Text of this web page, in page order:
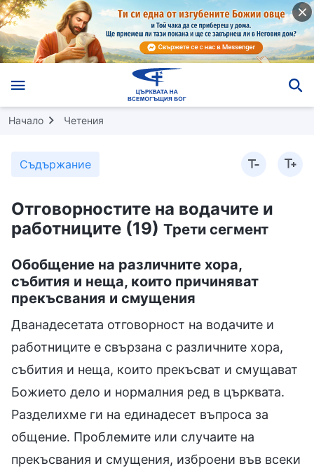
Начало Четения
Съдържание
Отговорностите на водачите и
работниците (19) Трети сегмент
Обобщение на различните хора,
събития и неща, които причиняват
прекъсвания и смущения
Дванадесетата отговорност на водачите и
работниците е свързана с различните хора,
събития и неща, които прекъсват и смущават
Божието дело и нормалния ред в църквата.
Разделихме ги на единадесет въпроса за
общение. Проблемите или случаите на
прекъсвания и смущения, изброени във всеки